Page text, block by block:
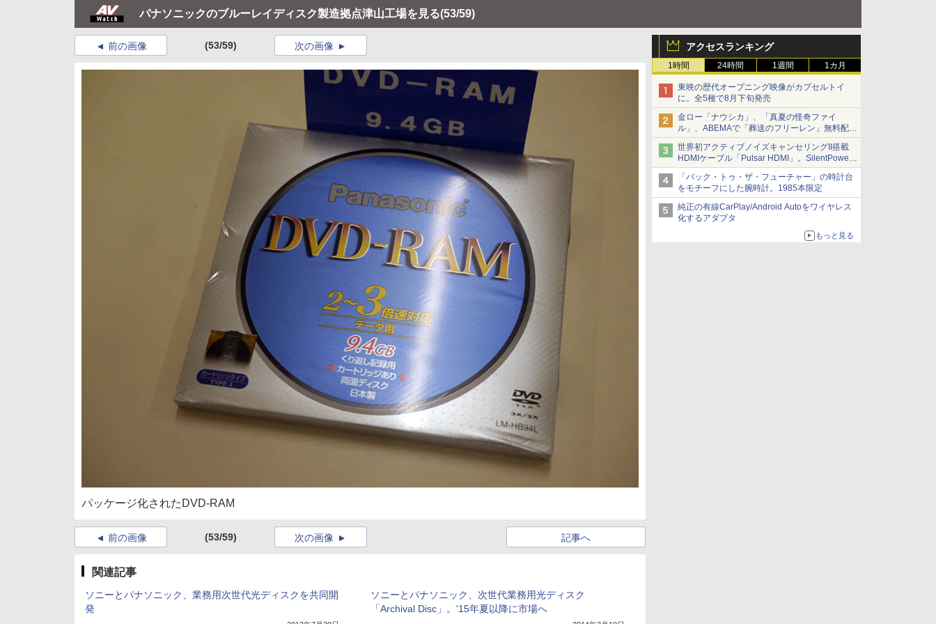
パナソニックのブルーレイディスク製造拠点津山工場を見る(53/59)
アクセスランキング
1時間 24時間 1週間 1カ月
東映の歴代オープニング映像がカプセルトイ
に。全5種で8月下旬発売
金ロー「ナウシカ」、「真夏の怪奇ファイ
ル」、ABEMAで「葬送のフリーレン」無料配信
など。夏の特番・配信情報
世界初アクティブノイズキャンセリングII搭載
HDMIケーブル「Pulsar HDMI」。SilentPower
から
「バック・トゥ・ザ・フューチャー」の時計台
をモチーフにした腕時計。1985本限定
純正の有線CarPlay/Android Autoをワイヤレス
化するアダプタ
もっと見る
前の画像 (53/59) 次の画像
パッケージ化されたDVD-RAM
前の画像 (53/59) 記事へ
次の画像
関連記事
ソニーとパナソニック、業務用次世代光ディスクを共同開
発
ソニーとパナソニック、次世代業務用光ディスク
「Archival Disc」。'15年夏以降に市場へ